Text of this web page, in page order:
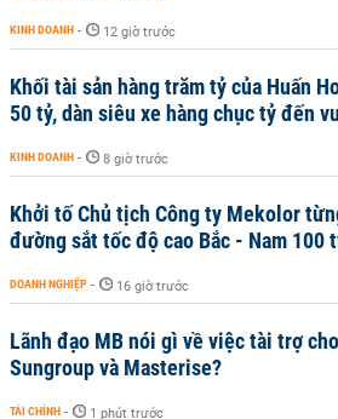
KINH DOANH - 12 giờ trước
Khối tài sản hàng trăm tỷ của Huấn
50 tỷ, dàn siêu xe hàng chục tỷ đến
KINH DOANH - 8 giờ trước
Khởi tố Chủ tịch Công ty Mekolor
đường sắt tốc độ cao Bắc - Nam 100
DOANH NGHIỆP - 16 giờ trước
Lãnh đạo MB nói gì về việc tài trợ
Sungroup và Masterise?
TÀI CHÍNH - 1 phút trước